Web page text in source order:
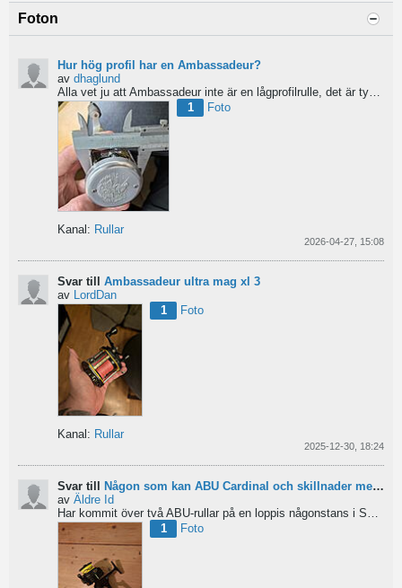
Foton
Hur hög profil har en Ambassadeur?
av dhaglund
Alla vet ju att Ambassadeur inte är en lågprofilrulle, det är tydligt. Men hur hög profil har de egentligen?...
1
Foto
Kanal: Rullar
2026-04-27, 15:08
Svar till Ambassadeur ultra mag xl 3
av
LordDan
1
Foto
Kanal: Rullar
2025-12-30, 18:24
Svar till Någon som kan ABU Cardinal och skillnader mellan äldre rullar?
av Äldre Id
1
Foto